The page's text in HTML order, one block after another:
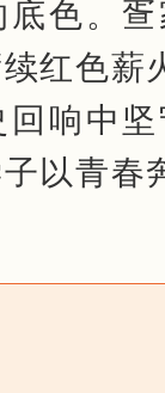
底色。
红色薪
回响中
以青春